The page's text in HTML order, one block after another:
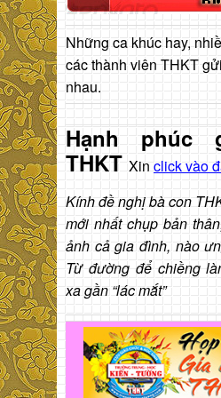
Những ca khúc hay,
các thành viên THKT
nhau.
Hạnh phúc
THKT Xin click vào
Kính đề nghị bà con
mới nhất chụp bản
ảnh cả gia đình, nào
Từ đường để chiềng
xa gần “lác mắt”